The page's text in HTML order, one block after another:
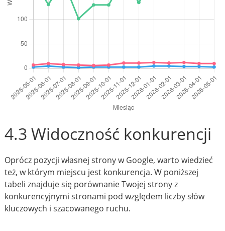
4.3 Widoczność konkurencji
Oprócz pozycji własnej strony w Google, warto wiedzieć
też, w którym miejscu jest konkurencja. W poniższej
tabeli znajduje się porównanie Twojej strony z
konkurencyjnymi stronami pod względem liczby słów
kluczowych i szacowanego ruchu.